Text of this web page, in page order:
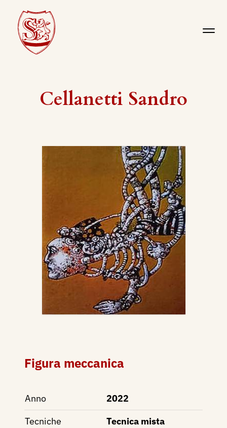
Cellanetti Sandro
Figura meccanica
Anno
2022
Tecniche
Tecnica mista